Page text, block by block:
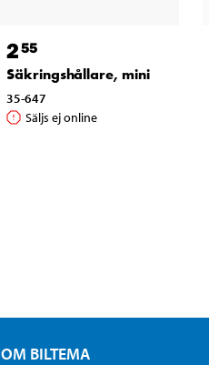
255
Säkringshållare, mini
35-647
Säljs ej online
OM BILTEMA